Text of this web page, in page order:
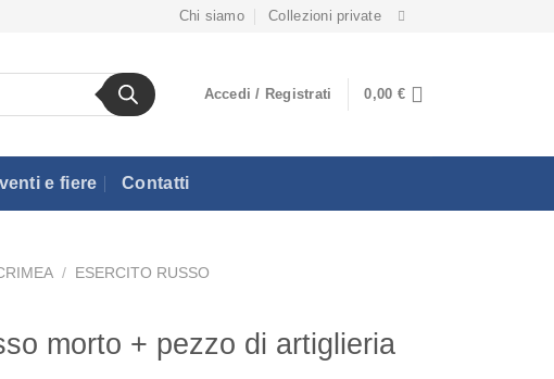
Chi siamo Collezioni private
Accedi / Registrati 0,00 €
e fiere Contatti
/ ESERCITO RUSSO
morto + pezzo di artiglieria